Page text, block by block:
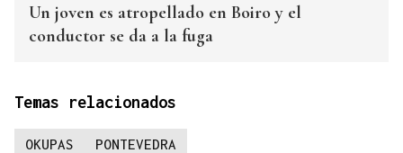
Un joven es atropellado en Boiro y el
conductor se da a la fuga
Temas relacionados
OKUPAS PONTEVEDRA